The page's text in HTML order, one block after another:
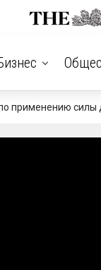
применению силы